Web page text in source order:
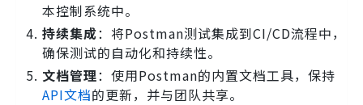
本控制系统中。
持续集成：将Postman测试集成到CI/CD流程中，
确保测试的自动化和持续性。
文档管理：使用Postman的内置文档工具，保持
API文档的更新，并与团队共享。